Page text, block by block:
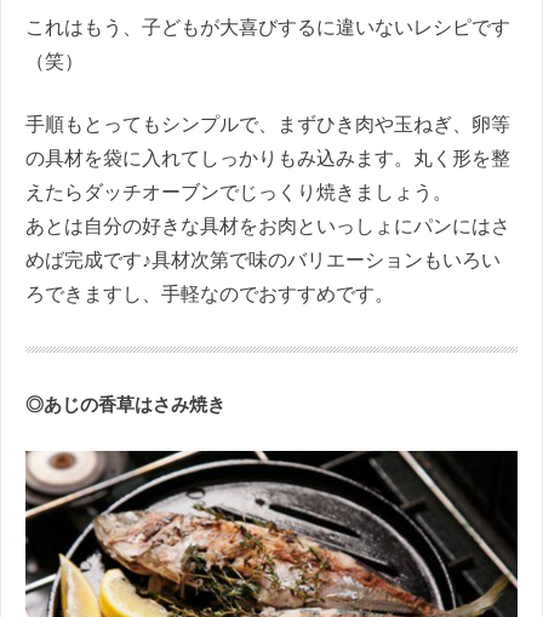
これはもう、子どもが大喜びするに違いないレシピです
（笑）
手順もとってもシンプルで、まずひき肉や玉ねぎ、卵等
の具材を袋に入れてしっかりもみ込みます。丸く形を整
えたらダッチオーブンでじっくり焼きましょう。
あとは自分の好きな具材をお肉といっしょにパンにはさ
めば完成です♪具材次第で味のバリエーションもいろい
ろできますし、手軽なのでおすすめです。
◎あじの香草はさみ焼き